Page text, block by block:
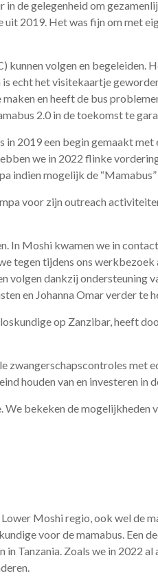
de gelegenheid om
2019. Het was fijn om met
volgen en begeleiden.
echt het visitekaartje
en heeft de bus
2.0 in de toekomst te
2019 een begin gemaakt
we in 2022 flinke
indien mogelijk de
voor zijn outreach
In Moshi kwamen we in
tegen tijdens ons
dankzij ondersteuning
en Johanna Omar verder te
op Zanzibar, heeft
met
houden van en investeren
bekeken de mogelijkheden
Moshi regio, ook wel de
voor de mamabus. Een
Tanzania. Zoals we in 2022